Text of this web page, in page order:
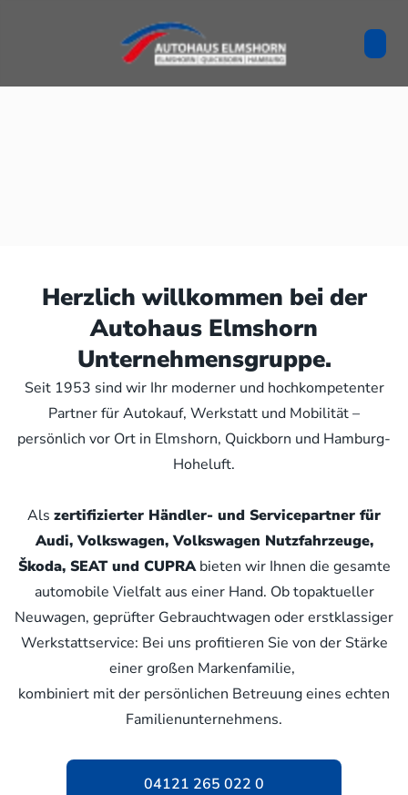
Herzlich willkommen bei der
Autohaus Elmshorn
Unternehmensgruppe.
Seit 1953 sind wir Ihr moderner und hochkompetenter
Partner für Autokauf, Werkstatt und Mobilität –
persönlich vor Ort in Elmshorn, Quickborn und Hamburg-
Hoheluft.
Als zertifizierter Händler- und Servicepartner für
Audi, Volkswagen, Volkswagen Nutzfahrzeuge,
Škoda, SEAT und CUPRAbieten wir Ihnen die gesamte
automobile Vielfalt aus einer Hand. Ob topaktueller
Neuwagen, geprüfter Gebrauchtwagen oder erstklassiger
Werkstattservice: Bei uns profitieren Sie von der Stärke
einer großen Markenfamilie,
kombiniert mit der persönlichen Betreuung eines echten
Familienunternehmens.
04121 265 022 0